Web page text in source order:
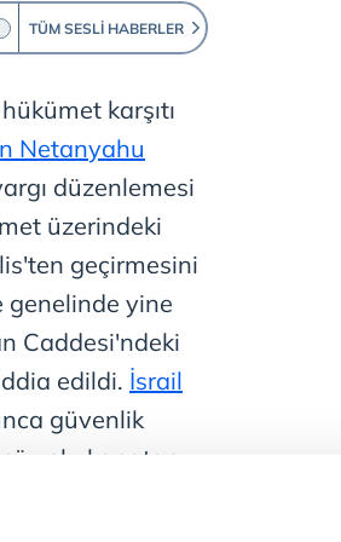
TÜM SESLI HABERLER
karşıtı
Netanyahu
düzenlemesi
üzerindeki
geçirmesini
genelinde yine
Caddesi'ndeki
edildi. İsrail
güvenlik
yolu kapatan
1 kişi